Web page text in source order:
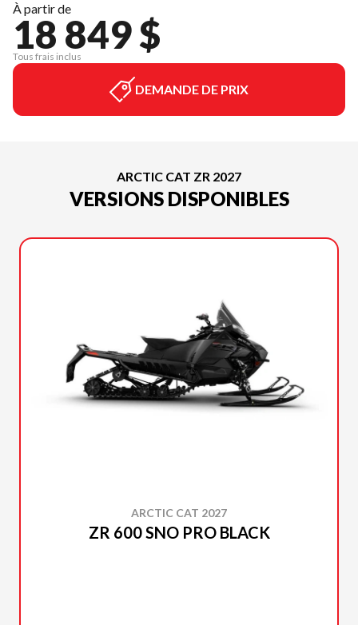
À partir de
18 849 $
Tous frais inclus
DEMANDE DE PRIX
ARCTIC CAT ZR 2027
VERSIONS DISPONIBLES
ARCTIC CAT 2027
ZR 600 SNO PRO BLACK